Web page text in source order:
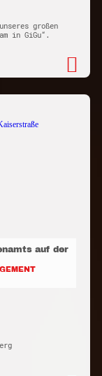
großen
in GiGu“.
auf der